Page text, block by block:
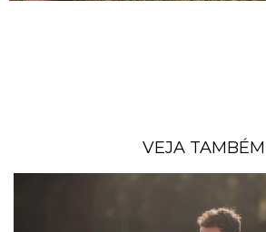
VEJA TAMBÉM